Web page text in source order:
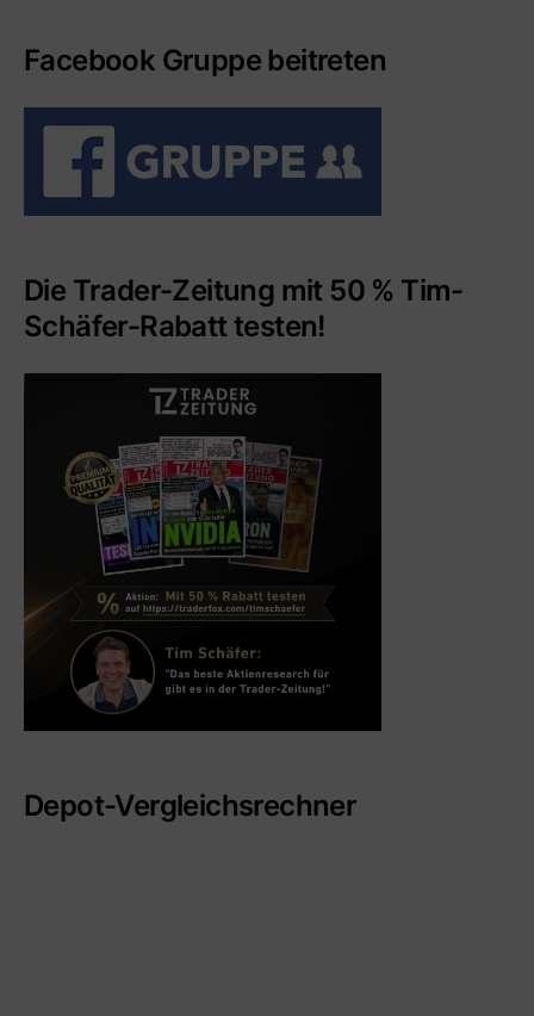
Facebook Gruppe beitreten
Die Trader-Zeitung mit 50 % Tim-
Schäfer-Rabatt testen!
Depot-Vergleichsrechner